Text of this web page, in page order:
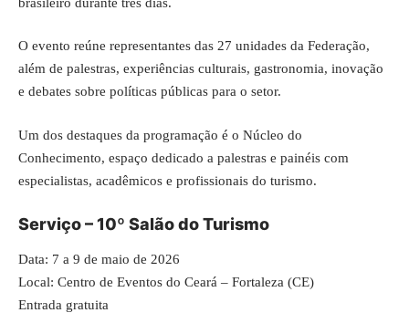
O evento reúne representantes das 27 unidades da Federação,
além de palestras, experiências culturais, gastronomia, inovação
e debates sobre políticas públicas para o setor.
Um dos destaques da programação é o Núcleo do
Conhecimento, espaço dedicado a palestras e painéis com
especialistas, acadêmicos e profissionais do turismo.
Serviço – 10º Salão do Turismo
Data: 7 a 9 de maio de 2026
Local: Centro de Eventos do Ceará – Fortaleza (CE)
Entrada gratuita